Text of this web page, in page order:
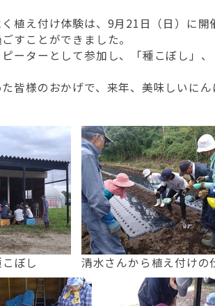
植え付け体験は、9月21日（日）に
すことができました。
ーターとして参加し、「種こぼし」
皆様のおかげで、来年、美味しいに
ぼし 清水さんから植え付けの